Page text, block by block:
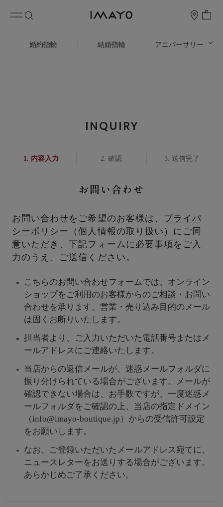
婚約指輪 結婚指輪 アニバーサリー
INQUIRY
内容入力 確認 送信完了
お問い合わせ
お問い合わせをご希望のお客様は、 プライバ
シーポリシー
（個人情報の取り扱い）にご同
意いただき、下記フォームに必要事項をご入
力のうえ、ご送信ください。
こちらのお問い合わせフォームでは、オンライン
ショップをご利用のお客様からのご相談・お問い
合わせを承ります。営業・売り込み目的のメール
は固くお断りいたします。
担当者より、ご入力いただいた電話番号またはメ
ールアドレスにご連絡いたします。
当店からの返信メールが、迷惑メールフォルダに
振り分けられている場合がございます。メールが
確認できない場合は、お手数ですが、一度迷惑メ
ールフォルダをご確認の上、当店の指定ドメイン
（info@imayo-boutique.jp）からの受信許可設定
をお願いします。
なお、ご登録いただいたメールアドレス宛てに、
ニュースレターをお送りする場合がございます。
あらかじめご了承ください。